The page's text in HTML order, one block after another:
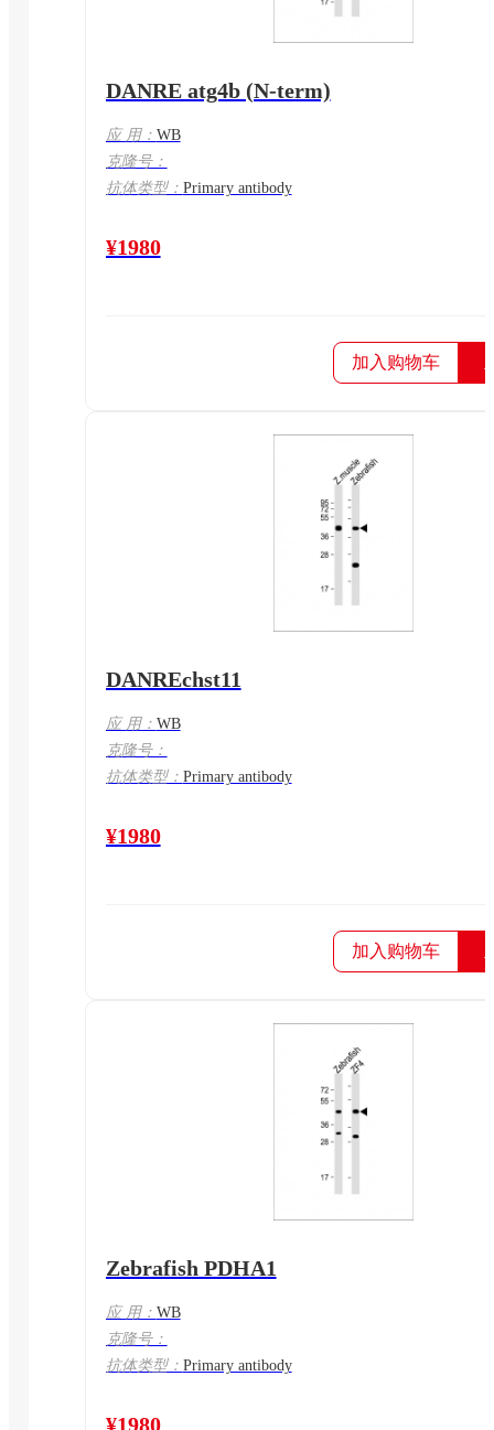
DANRE atg4b (N-term)
应 用： WB
克隆号：
抗体类型： Primary antibody
¥1980
加入购物车
DANREchst11
应 用： WB
克隆号：
抗体类型： Primary antibody
¥1980
加入购物车
Zebrafish PDHA1
应 用： WB
克隆号：
抗体类型： Primary antibody
¥1980